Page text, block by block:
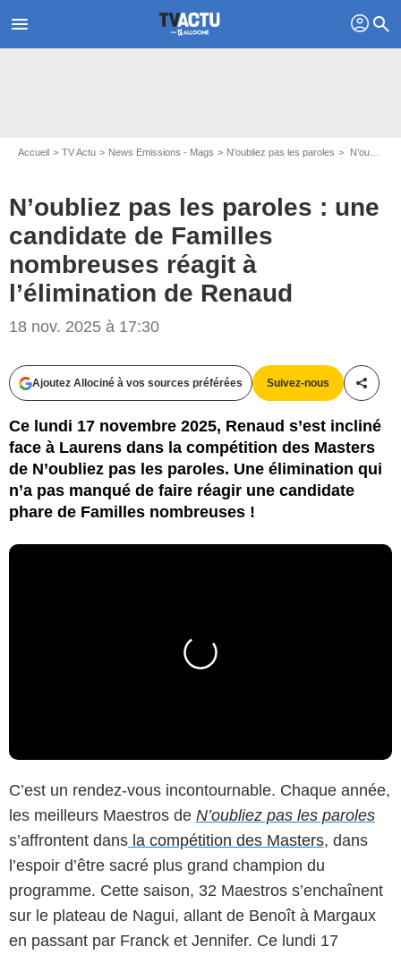
menu profil search
Accueil TV Actu News Emissions - Mags N'oubliez pas les paroles N’oubliez pas les paroles : une candidate de Familles nombreuses réagit à l’élimination de Renaud
N’oubliez pas les paroles : une
candidate de Familles
nombreuses réagit à
l’élimination de Renaud
18 nov. 2025 à 17:30
Ajoutez Allociné à vos sources préférées Suivez-nous
Ce lundi 17 novembre 2025, Renaud s’est incliné
face à Laurens dans la compétition des Masters
de N’oubliez pas les paroles. Une élimination qui
n’a pas manqué de faire réagir une candidate
phare de Familles nombreuses !
C’est un rendez-vous incontournable. Chaque année,
les meilleurs Maestros de N’oubliez pas les paroles
s’affrontent dans la compétition des Masters, dans
l’espoir d’être sacré plus grand champion du
programme. Cette saison, 32 Maestros s’enchaînent
sur le plateau de Nagui, allant de Benoît à Margaux
en passant par Franck et Jennifer. Ce lundi 17